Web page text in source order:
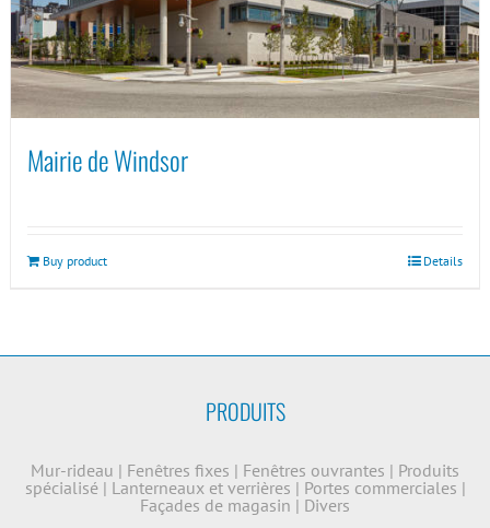
Mairie de Windsor
Buy product Details
PRODUITS
Mur-rideau | Fenêtres fixes | Fenêtres ouvrantes | Produits
spécialisé | Lanterneaux et verrières | Portes commerciales |
Façades de magasin | Divers